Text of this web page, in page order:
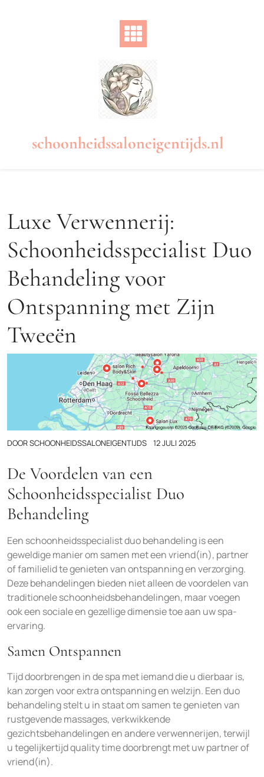
schoonheidssaloneigentijds.nl
Luxe Verwennerij:
Schoonheidsspecialist Duo
Behandeling voor
Ontspanning met Zijn
Tweeën
DOORSCHOONHEIDSSALONEIGENTIJDS 12 JULI 2025
De Voordelen van een
Schoonheidsspecialist Duo
Behandeling
Een schoonheidsspecialist duo behandeling is een
geweldige manier om samen met een vriend(in), partner
of familielid te genieten van ontspanning en verzorging.
Deze behandelingen bieden niet alleen de voordelen van
traditionele schoonheidsbehandelingen, maar voegen
ook een sociale en gezellige dimensie toe aan uw spa-
ervaring.
Samen Ontspannen
Tijd doorbrengen in de spa met iemand die u dierbaar is,
kan zorgen voor extra ontspanning en welzijn. Een duo
behandeling stelt u in staat om samen te genieten van
rustgevende massages, verkwikkende
gezichtsbehandelingen en andere verwennerijen, terwijl
u tegelijkertijd quality time doorbrengt met uw partner of
vriend(in).